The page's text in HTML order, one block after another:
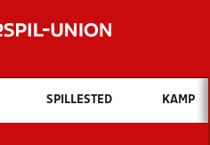
Hvad vil du søge efter?
INDHOLD OG NYHEDER
SPILLESTED KAMP